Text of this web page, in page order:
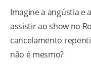
Imagine a angústia e
assistir ao show no
cancelamento
não é mesmo?